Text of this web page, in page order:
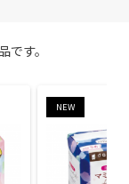
す。
NEW